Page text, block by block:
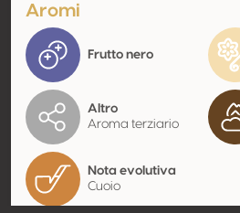
Aromi
Frutto nero
Altro
Aroma terziario
Nota evolutiva
Cuoio